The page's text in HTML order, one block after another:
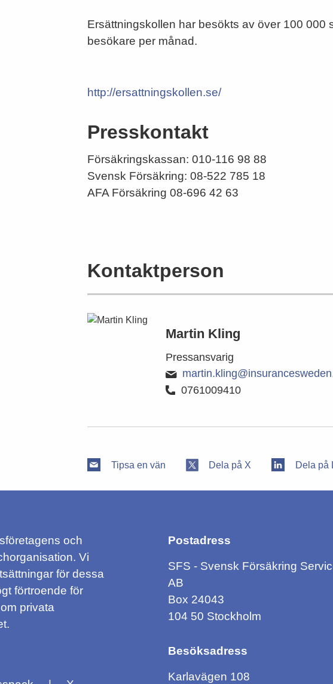
Ersättningskollen har besökts av över 100
besökare per månad.
http://ersattningskollen.se/
Presskontakt
Försäkringskassan: 010-116 98 88
Svensk Försäkring: 08-522 785 18
AFA Försäkring 08‑696 42 63
Kontaktperson
Martin Kling
Pressansvarig
0761009410
Tipsa en vän Dela på X Dela på
och
Vi
för dessa
förtroende för
privata
Postadress
SFS - Svensk Försäkring
AB
Box 24043
104 50 Stockholm
Besöksadress
Karlavägen 108